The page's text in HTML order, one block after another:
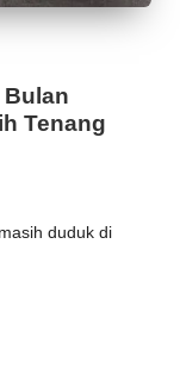
Bulan
Tenang
duduk di